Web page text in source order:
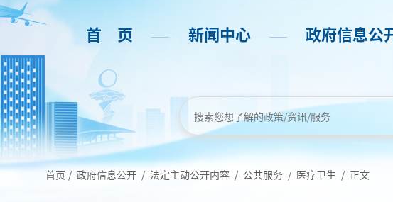
首 页 —— 新闻中心 —— 政府信息公
首页 / 政府信息公开 / 法定主动公开内容 / 公共服务 / 医疗卫生 / 正文